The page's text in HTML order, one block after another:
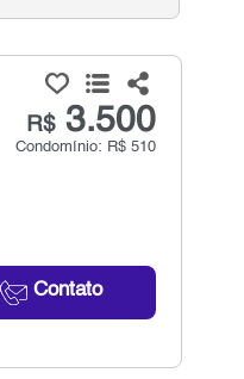
R$3.500
Condomínio: R$ 510
Contato